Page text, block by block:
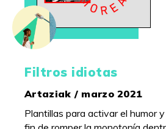
Filtros idiotas
Artaziak / marzo 2021
Plantillas para activar el humor